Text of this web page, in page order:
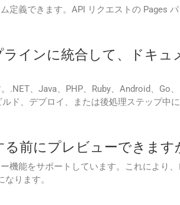
義できます。API リクエストの Pages
インに統合して、ドキュ
、Java、PHP、Ruby、Android、Go
ド、デプロイ、または後処理ステップ中
前にプレビューできます
機能をサポートしています。これにより
ります。